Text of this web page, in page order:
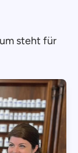
steht für